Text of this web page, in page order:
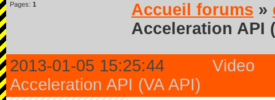
Pages: 1 Accueil forums »
Acceleration API
2013-01-05 15:25:44
Video
Acceleration API (VA API)